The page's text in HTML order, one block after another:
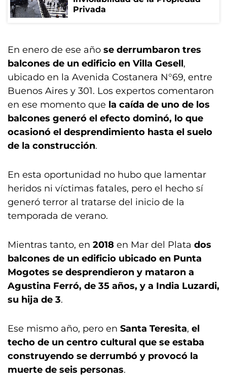
Privada
En enero de ese año se derrumbaron tres
balcones de un edificio en Villa Gesell,
ubicado en la Avenida Costanera N°69, entre
Buenos Aires y 301. Los expertos comentaron
en ese momento que la caída de uno de los
balcones generó el efecto dominó, lo que
ocasionó el desprendimiento hasta el suelo
de la construcción.
En esta oportunidad no hubo que lamentar
heridos ni víctimas fatales, pero el hecho sí
generó terror al tratarse del inicio de la
temporada de verano.
Mientras tanto, en 2018 en Mar del Plata dos
balcones de un edificio ubicado en Punta
Mogotes se desprendieron y mataron a
Agustina Ferró, de 35 años, y a India Luzardi,
su hija de 3.
Ese mismo año, pero en Santa Teresita, el
techo de un centro cultural que se estaba
construyendo se derrumbó y provocó la
muerte de seis personas.